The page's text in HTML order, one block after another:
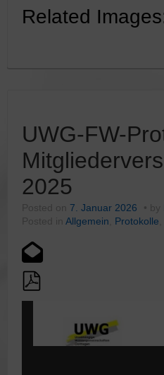
Related
UWG-FW-
2025
7. Januar 2026
Allgemein Protokolle